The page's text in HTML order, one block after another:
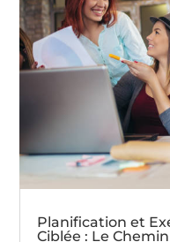
Planification et
Ciblée : Le